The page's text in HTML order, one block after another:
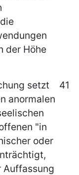
der Höhe
41
setzt
anormalen
"in
oder
Auffassung